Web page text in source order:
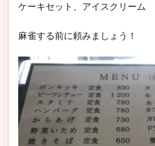
ケーキセット、アイスクリーム
麻雀する前に頼みましょう！